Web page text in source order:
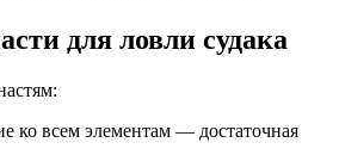
для ловли судака
ко всем элементам — достаточная